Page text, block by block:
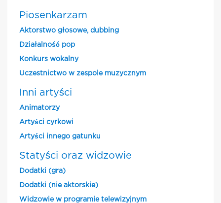
Piosenkarzam
Aktorstwo głosowe, dubbing
Działalność pop
Konkurs wokalny
Uczestnictwo w zespole muzycznym
Inni artyści
Animatorzy
Artyści cyrkowi
Artyści innego gatunku
Statyści oraz widzowie
Dodatki (gra)
Dodatki (nie aktorskie)
Widzowie w programie telewizyjnym